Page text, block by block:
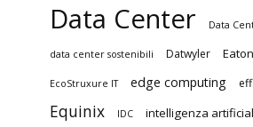
Data Center Data
data center sostenibili Datwyler Eaton
EcoStruxure IT edge computing
Equinix IDC intelligenza